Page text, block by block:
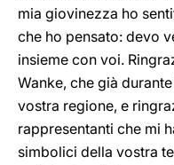
mia giovinezza ho
che ho pensato: devo
insieme con voi.
Wanke, che già
vostra regione, e
rappresentanti che mi
simbolici della vostra